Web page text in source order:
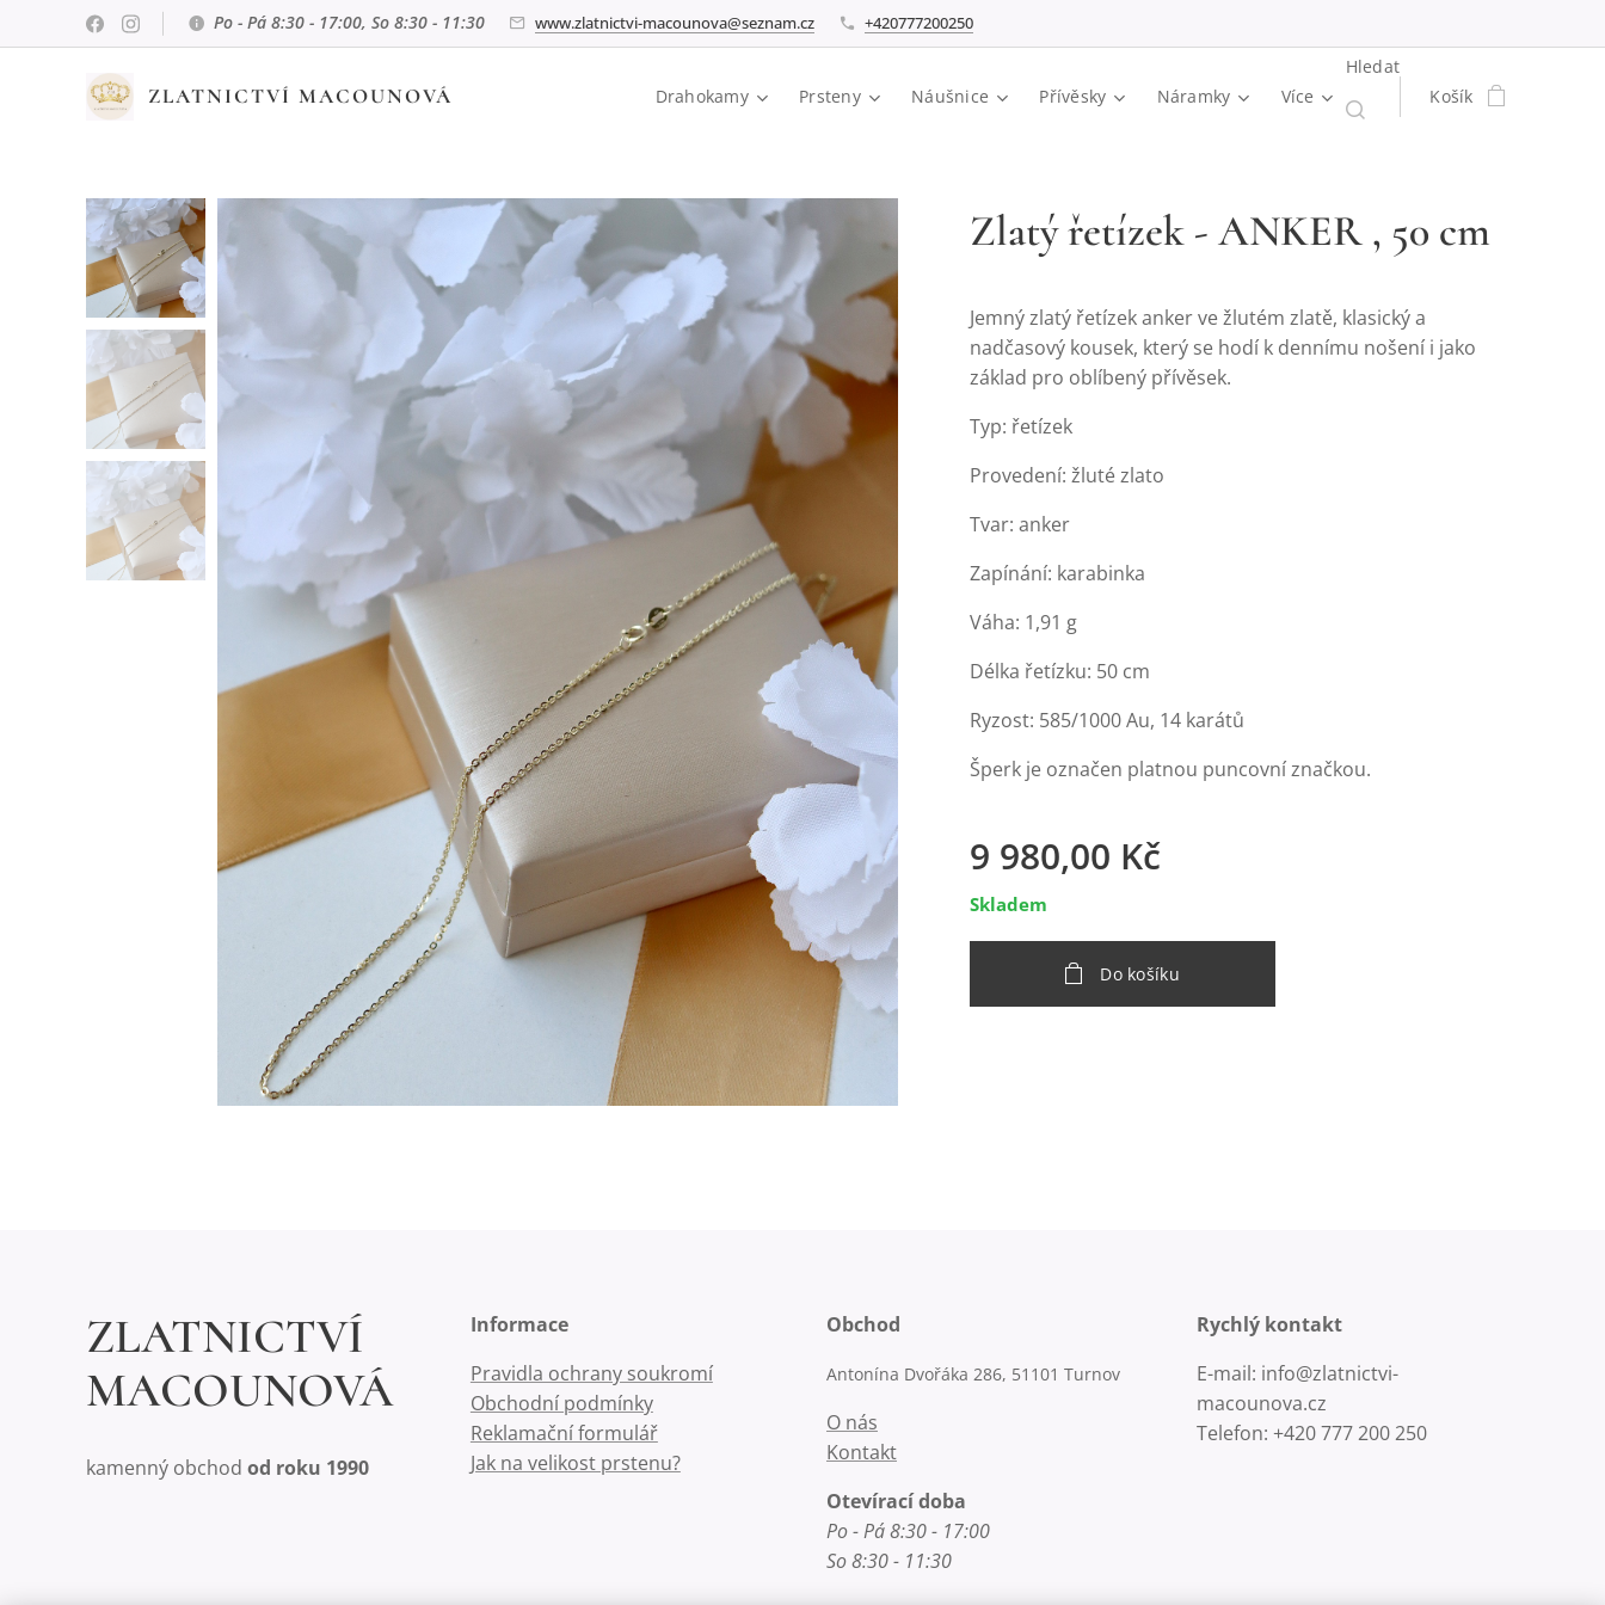
Po - Pá 8:30 - 17:00, So 8:30 - 11:30 www.zlatnictvi-macounova@seznam.cz +420777200250
ZLATNICTVÍ MACOUNOVÁ Drahokamy Prsteny Náušnice Přívěsky Náramky Více
Hledat
Košík
Zlatý řetízek - ANKER , 50 cm
Jemný zlatý řetízek anker ve žlutém zlatě, klasický a
nadčasový kousek, který se hodí k dennímu nošení i jako
základ pro oblíbený přívěsek.
Typ: řetízek
Provedení: žluté zlato
Tvar: anker
Zapínání: karabinka
Váha: 1,91 g
Délka řetízku: 50 cm
Ryzost: 585/1000 Au, 14 karátů
Šperk je označen platnou puncovní značkou.
9 980,00 Kč
Skladem
Do košíku
ZLATNICTVÍ
MACOUNOVÁ
kamenný obchod od roku 1990
Informace
Pravidla ochrany soukromí
Obchodní podmínky
Reklamační formulář
Jak na velikost prstenu?
Obchod
Antonína Dvořáka 286, 51101 Turnov
O nás
Kontakt
Otevírací doba
Po - Pá 8:30 - 17:00
So 8:30 - 11:30
Rychlý kontakt
E-mail: info@zlatnictvi-
macounova.cz
Telefon: +420 777 200 250